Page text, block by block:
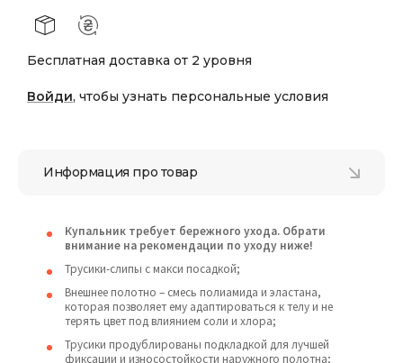
Бесплатная доставка от 2 уровня
Войди, чтобы узнать персональные условия
Информация про товар
Купальник требует бережного ухода. Обрати
внимание на рекомендации по уходу ниже!
Трусики-слипы с макси посадкой;
Внешнее полотно – смесь полиамида и эластана,
которая позволяет ему адаптироваться к телу и не
терять цвет под влиянием соли и хлора;
Трусики продублированы подкладкой для лучшей
фиксации и износостойкости наружного полотна;